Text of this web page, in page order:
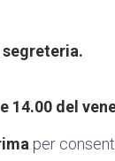
14.00 del
per